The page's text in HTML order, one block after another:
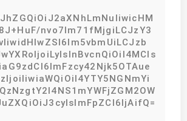
nvo7lm71fMjgiLCJzY3